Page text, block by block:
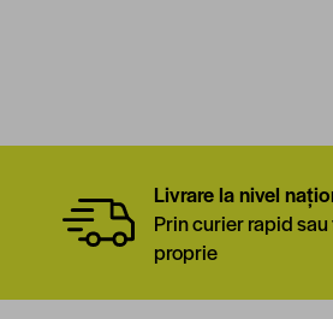
Livrare la nivel
Prin curier rapid
proprie